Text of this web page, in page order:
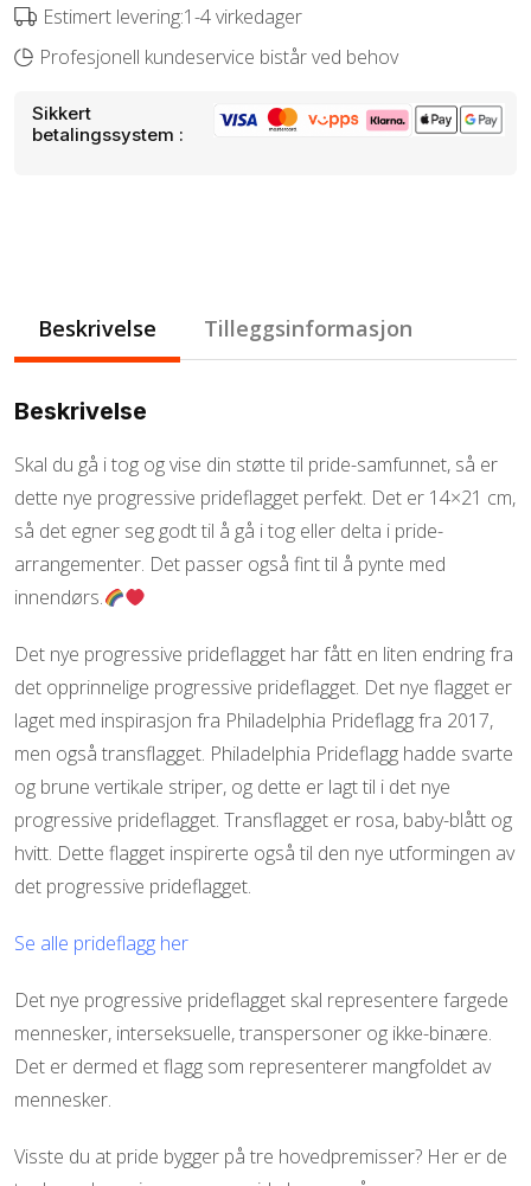
Estimert levering:1-4 virkedager
Profesjonell kundeservice bistår ved behov
Sikkert
betalingssystem :
Beskrivelse Tilleggsinformasjon
Beskrivelse
Skal du gå i tog og vise din støtte til pride-samfunnet, så er
dette nye progressive prideflagget perfekt. Det er 14×21 cm,
så det egner seg godt til å gå i tog eller delta i pride-
arrangementer. Det passer også fint til å pynte med
innendørs.
Det nye progressive prideflagget har fått en liten endring fra
det opprinnelige progressive prideflagget. Det nye flagget er
laget med inspirasjon fra Philadelphia Prideflagg fra 2017,
men også transflagget. Philadelphia Prideflagg hadde svarte
og brune vertikale striper, og dette er lagt til i det nye
progressive prideflagget. Transflagget er rosa, baby-blått og
hvitt. Dette flagget inspirerte også til den nye utformingen av
det progressive prideflagget.
Se alle prideflagg her
Det nye progressive prideflagget skal representere fargede
mennesker, interseksuelle, transpersoner og ikke-binære.
Det er dermed et flagg som representerer mangfoldet av
mennesker.
Visste du at pride bygger på tre hovedpremisser? Her er de